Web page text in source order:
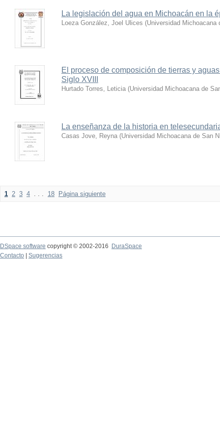
La legislación del agua en Michoacán en la
Loeza González, Joel Ulices (Universidad Michoacana
El proceso de composición de tierras y
Siglo XVIII
Hurtado Torres, Leticia (Universidad Michoacana de
La enseñanza de la historia en
Casas Jove, Reyna (Universidad Michoacana de San
1 2 3 4 . . . 18 Página siguiente
DSpace software copyright © 2002-2016
DuraSpace
Contacto
Sugerencias